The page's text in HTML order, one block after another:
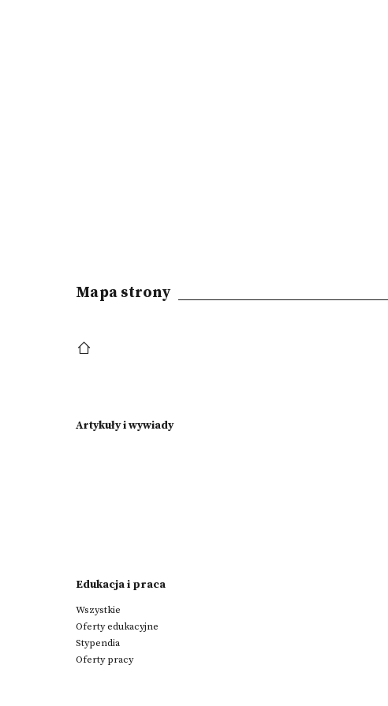
Mapa strony
Artykuły i wywiady
Edukacja i praca
Wszystkie
Oferty edukacyjne
Stypendia
Oferty pracy